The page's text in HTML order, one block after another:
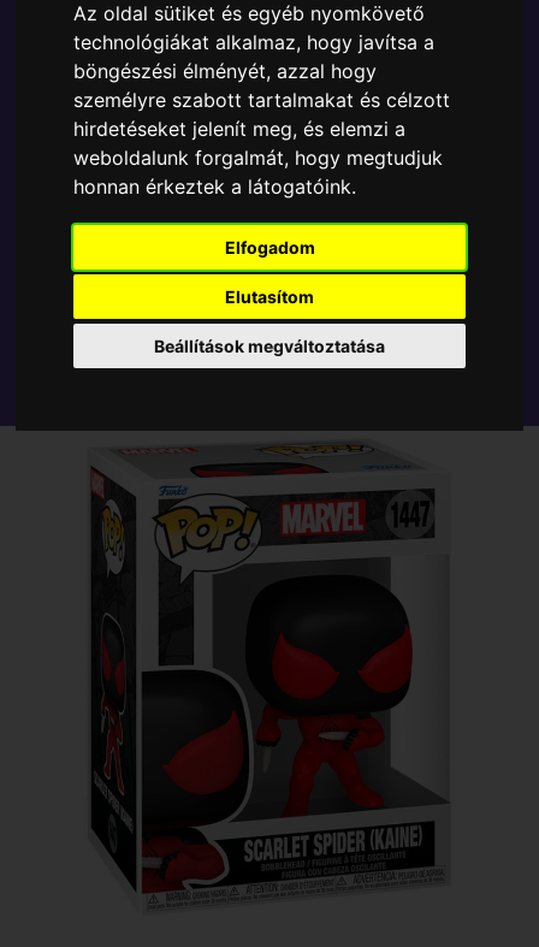
Az oldal sütiket és egyéb nyomkövető
technológiákat alkalmaz, hogy javítsa a
böngészési élményét, azzal hogy
személyre szabott tartalmakat és célzott
hirdetéseket jelenít meg, és elemzi a
weboldalunk forgalmát, hogy megtudjuk
honnan érkeztek a látogatóink.
Elfogadom
Elutasítom
Beállítások megváltoztatása
karakter, amely ablakos csomagolásban azaz - POP
In a Box - várja új gazdáját.
TOVÁBB A VÁSÁRLÁSRA
Tetszik? Osszd meg másokkal!